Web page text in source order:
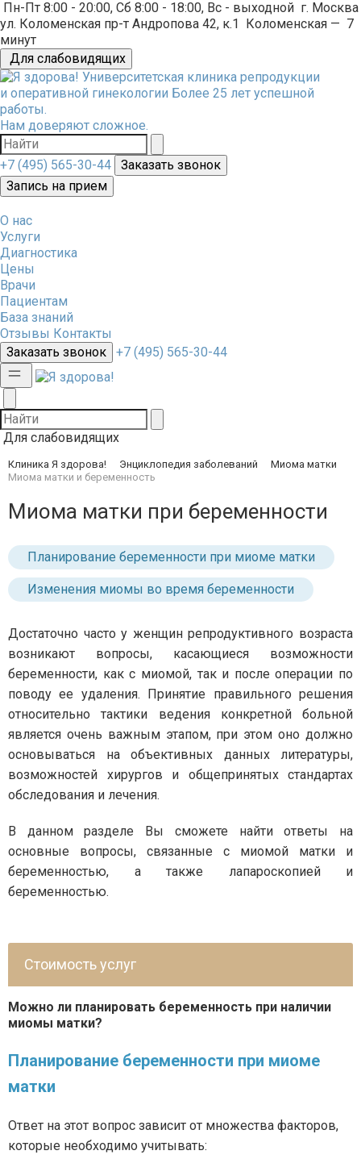
Пн-Пт 8:00 - 20:00, Сб 8:00 - 18:00, Вс - выходной г. Москва
ул. Коломенская пр-т Андропова 42, к.1 Коломенская — 7
минут
Для слабовидящих
Университетская клиника репродукции
и оперативной гинекологии Более 25 лет успешной
работы.
Нам доверяют сложное.
+7 (495) 565-30-44
Заказать звонок
Запись на прием
О нас
Услуги
Диагностика
Цены
Врачи
Пациентам
База знаний
Отзывы Контакты
Заказать звонок
+7 (495) 565-30-44
Для слабовидящих
Клиника Я здорова! Энциклопедия заболеваний
Миома матки
Миома матки и беременность
Миома матки при беременности
Планирование беременности при миоме матки
Изменения миомы во время беременности
Достаточно часто у женщин репродуктивного возраста
возникают вопросы, касающиеся возможности
беременности, как с миомой, так и после операции по
поводу ее удаления. Принятие правильного решения
относительно тактики ведения конкретной больной
является очень важным этапом, при этом оно должно
основываться на объективных данных литературы,
возможностей хирургов и общепринятых стандартах
обследования и лечения.
В данном разделе Вы сможете найти ответы на
основные вопросы, связанные с миомой матки и
беременностью, а также лапароскопией и
беременностью.
Стоимость услуг
Можно ли планировать беременность при наличии
миомы матки?
Планирование беременности при миоме
матки
Ответ на этот вопрос зависит от множества факторов,
которые необходимо учитывать: